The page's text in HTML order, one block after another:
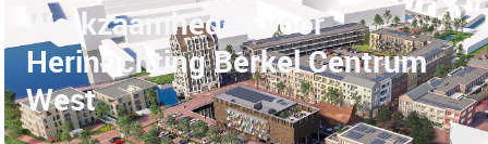
Werkzaamheden voor
Herinrichting Berkel Centrum
West